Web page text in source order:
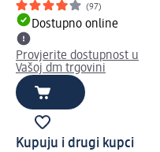
(97)
Dostupno online
Provjerite dostupnost u
Vašoj dm trgovini
Kupuju i drugi kupci